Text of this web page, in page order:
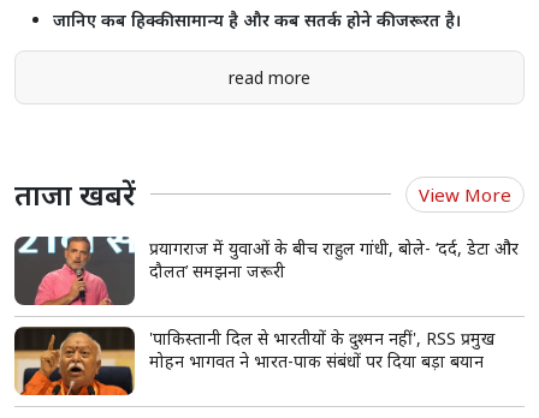
प्रधानमंत्री आवास योजना (शहरी) 2.0 के तहत 6,139 नए घरों को मंजूरी, 153.47